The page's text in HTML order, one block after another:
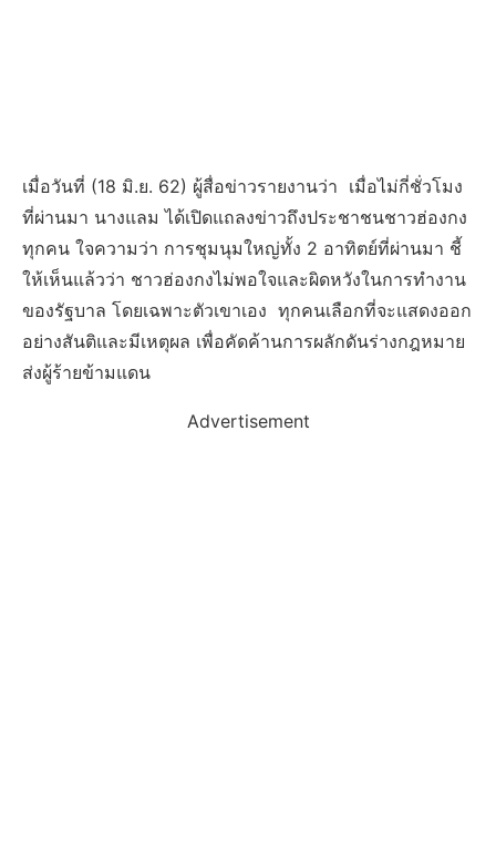
เมื่อวันที่ (18 มิ.ย. 62) ผู้สื่อข่าวรายงานว่า เมื่อไม่กี่ชั่วโมง
ที่ผ่านมา นางแลม ได้เปิดแถลงข่าวถึงประชาชนชาวฮ่องกง
ทุกคน ใจความว่า การชุมนุมใหญ่ทั้ง 2 อาทิตย์ที่ผ่านมา ชี้
ให้เห็นแล้วว่า ชาวฮ่องกงไม่พอใจและผิดหวังในการทำงาน
ของรัฐบาล โดยเฉพาะตัวเขาเอง ทุกคนเลือกที่จะแสดงออก
อย่างสันติและมีเหตุผล เพื่อคัดค้านการผลักดันร่างกฎหมาย
ส่งผู้ร้ายข้ามแดน
Advertisement